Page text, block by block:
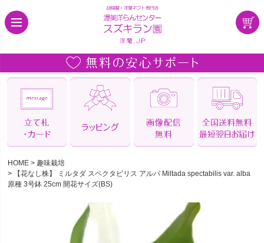
HOME
趣味栽培
【花なし株】 ミルタダ スペクタビリス アルバ Miltada spectabilis var. alba
原種 3号鉢 25cm 開花サイズ(BS)